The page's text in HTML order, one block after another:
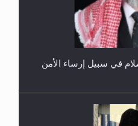
طلاب من مدرسة الحفظ
في سبيل إرساء الأمن